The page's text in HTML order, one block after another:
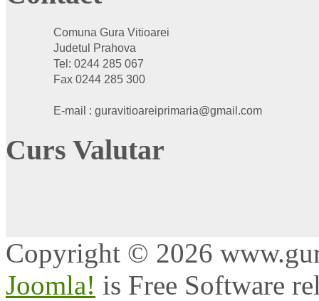
Comuna Gura Vitioarei
Judetul Prahova
Tel: 0244 285 067
Fax 0244 285 300
E-mail : guravitioareiprimaria@gmail.com
Curs Valutar
Copyright © 2026
Joomla! is Free Software